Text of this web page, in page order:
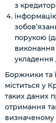
з
порукою
виконання
укладення
Боржники та
міститься у
таких даних
отримання
визначеному